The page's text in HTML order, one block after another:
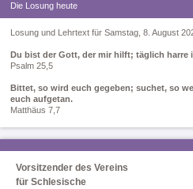
Die Losung heute
Losung und Lehrtext für Samstag, 8. August
Du bist der Gott, der mir hilft; täglich harre
Psalm 25,5
Bittet, so wird euch gegeben; suchet, so
euch aufgetan.
Matthäus 7,7
Vorsitzender des Vereins
für Schlesische